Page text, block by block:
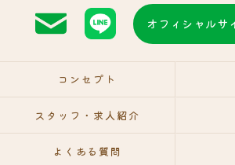
オフィシャルサ
コンセプト
スタッフ・求人紹介
よくある質問